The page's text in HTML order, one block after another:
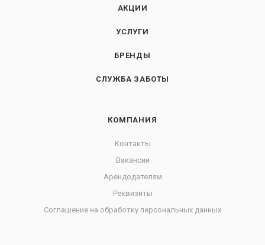
АКЦИИ
УСЛУГИ
БРЕНДЫ
СЛУЖБА ЗАБОТЫ
КОМПАНИЯ
Контакты
Вакансии
Арендодателям
Реквизиты
Соглашение на обработку персональных данных